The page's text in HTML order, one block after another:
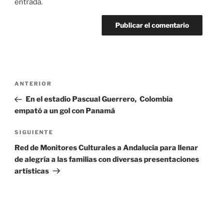
entrada.
Navegación
entradas
Entrada
anterior:
ANTERIOR
En el estadio Pascual Guerrero, Colombia
empató a un gol con Panamá
Siguiente
entrada
SIGUIENTE
Red de Monitores Culturales a Andalucía para llenar
de alegría a las familias con diversas presentaciones
artísticas